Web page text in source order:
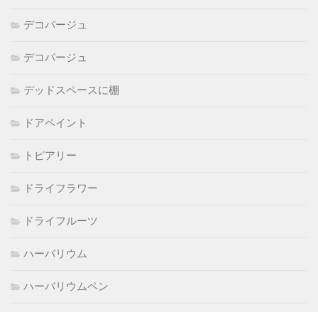
デコパージュ
デコパージュ
デッドスペースに棚
ドアペイント
トピアリー
ドライフラワー
ドライフルーツ
ハーバリウム
ハーバリウムペン